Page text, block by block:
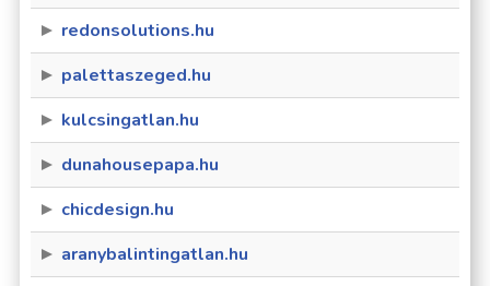
redonsolutions.hu
palettaszeged.hu
kulcsingatlan.hu
dunahousepapa.hu
chicdesign.hu
aranybalintingatlan.hu